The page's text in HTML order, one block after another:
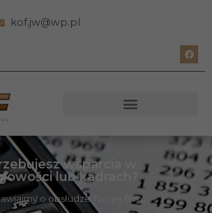
kof.jw@wp.pl
wsparcia w
lub kadrach?
o obsłudze Twojej firmy